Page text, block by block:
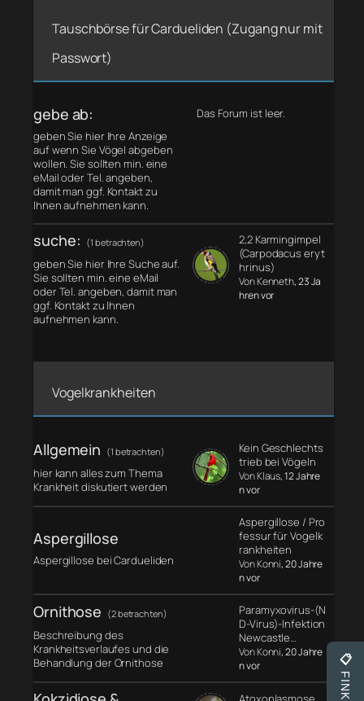
Tauschbörse für Cardueliden (Zugang nur mit
Passwort)
gebe ab:
geben Sie hier Ihre Anzeige
auf wenn Sie Vögel abgeben
wollen. Sie sollten min. eine
eMail oder Tel. angeben,
damit man ggf. Kontakt zu
Ihnen aufnehmen kann.
Das Forum ist leer.
suche: (1 betrachten)
geben Sie hier Ihre Suche auf.
Sie sollten min. eine eMail
oder Tel. angeben, damit man
ggf. Kontakt zu Ihnen
aufnehmen kann.
2,2 Karmingimpel
(Carpodacus eryt
hrinus)
Von Kenneth, 23 Ja
hren vor
Vogelkrankheiten
Allgemein (1 betrachten)
hier kann alles zum Thema
Krankheit diskutiert werden
Kein Geschlechts
trieb bei Vögeln
Von Klaus, 12 Jahre
n vor
Aspergillose
Aspergillose bei Cardueliden
Aspergillose / Pro
fessur für Vogelk
rankheiten
Von Konni, 20 Jahre
n vor
Ornithose (2 betrachten)
Beschreibung des
Krankheitsverlaufes und die
Behandlung der Ornithose
Paramyxovirus-(N
D-Virus)-Infektion
Newcastle…
Von Konni, 20 Jahre
n vor
📋